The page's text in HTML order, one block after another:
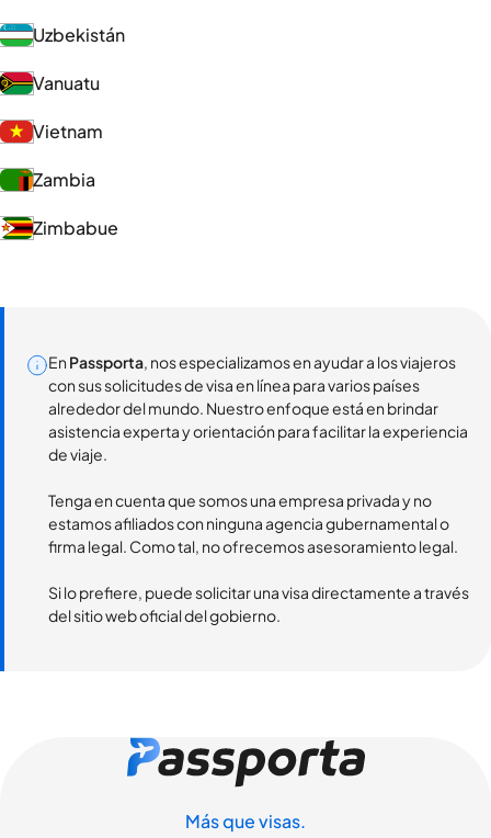
Uzbekistán
Vanuatu
Vietnam
Zambia
Zimbabue
En Passporta, nos especializamos en ayudar a los viajeros
con sus solicitudes de visa en línea para varios países
alrededor del mundo. Nuestro enfoque está en brindar
asistencia experta y orientación para facilitar la experiencia
de viaje.
Tenga en cuenta que somos una empresa privada y no
estamos afiliados con ninguna agencia gubernamental o
firma legal. Como tal, no ofrecemos asesoramiento legal.
Si lo prefiere, puede solicitar una visa directamente a través
del sitio web oficial del gobierno.
Más que visas.